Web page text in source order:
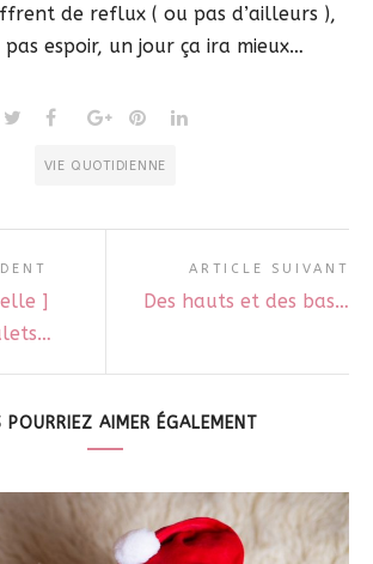
de reflux ( ou pas d’ailleurs ),
pas espoir, un jour ça ira mieux…
VIE QUOTIDIENNE
]
ARTICLE SUIVANT
Des hauts et des bas…
POURRIEZ AIMER ÉGALEMENT